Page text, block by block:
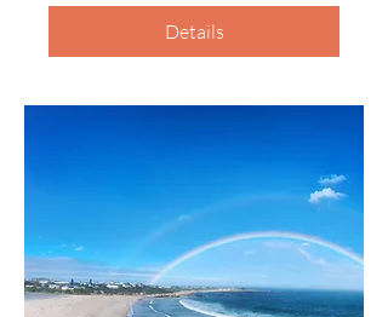
Details